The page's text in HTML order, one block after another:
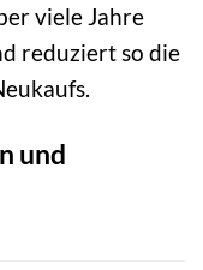
viele Jahre
reduziert so die
und